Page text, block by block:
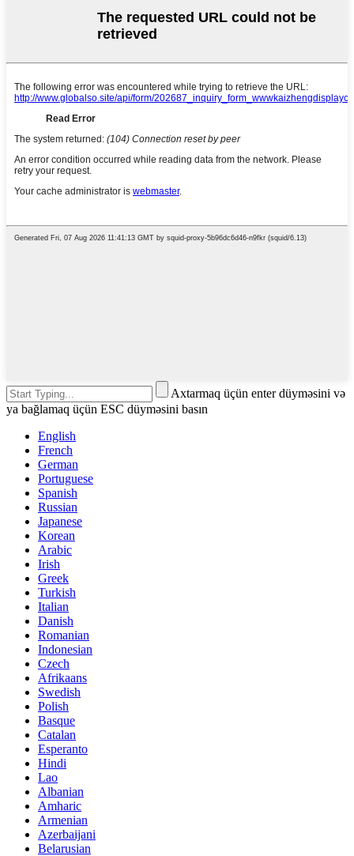
Axtarmaq üçün enter düyməsini və
ya bağlamaq üçün ESC düyməsini basın
English
French
German
Portuguese
Spanish
Russian
Japanese
Korean
Arabic
Irish
Greek
Turkish
Italian
Danish
Romanian
Indonesian
Czech
Afrikaans
Swedish
Polish
Basque
Catalan
Esperanto
Hindi
Lao
Albanian
Amharic
Armenian
Azerbaijani
Belarusian